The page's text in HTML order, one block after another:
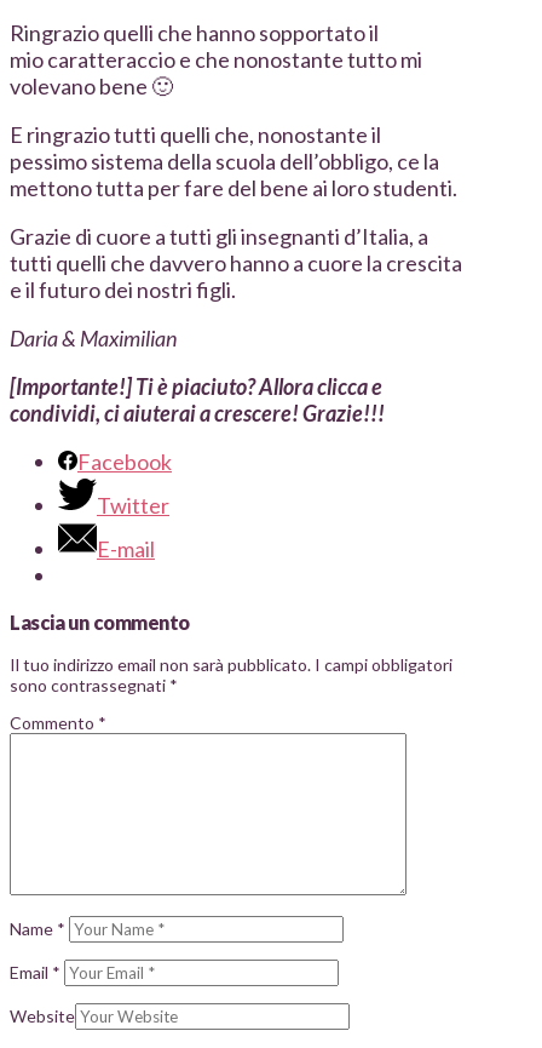
Ringrazio quelli che hanno sopportato il
mio caratteraccio e che nonostante tutto mi
volevano bene 🙂
E ringrazio tutti quelli che, nonostante il
pessimo sistema della scuola dell’obbligo, ce la
mettono tutta per fare del bene ai loro studenti.
Grazie di cuore a tutti gli insegnanti d’Italia, a
tutti quelli che davvero hanno a cuore la crescita
e il futuro dei nostri figli.
Daria & Maximilian
[Importante!] Ti è piaciuto? Allora clicca e
condividi, ci aiuterai a crescere! Grazie!!!
Facebook
Twitter
E-mail
Lascia un commento
Il tuo indirizzo email non sarà pubblicato. I campi obbligatori
sono contrassegnati *
Commento *
Name *
Email *
Website